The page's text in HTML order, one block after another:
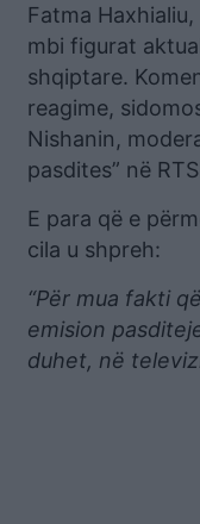
Fatma
mbi figurat
shqiptare.
reagime,
Nishanin,
pasdites” në
E para që e
cila u shpreh:
“Për mua fakti
emision
duhet, në